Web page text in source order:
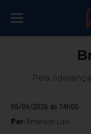
Pela
05/06/2026 às 14h00
Por: Emerson Luis